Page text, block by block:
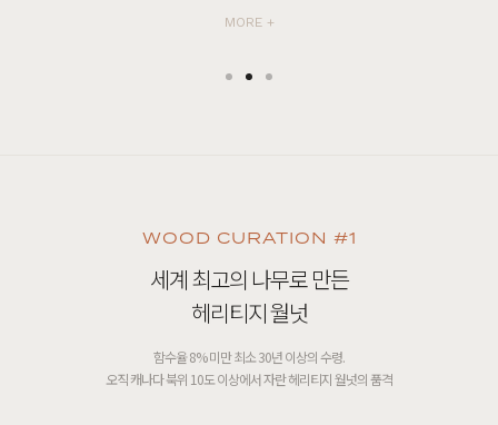
MORE +
WOOD CURATION #1
세계 최고의 나무로 만든
헤리티지 월넛
함수율 8% 미만 최소 30년 이상의 수령.
오직 캐나다 북위 10도 이상에서 자란 헤리티지 월넛의 품격